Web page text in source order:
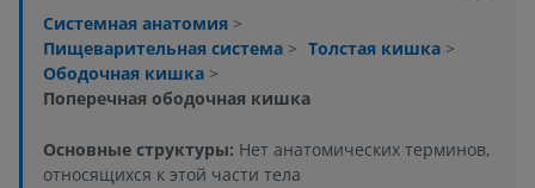
Системная анатомия >
Пищеварительная система > Толстая кишка >
Ободочная кишка >
Поперечная ободочная кишка
Основные структуры: Нет анатомических терминов,
относящихся к этой части тела